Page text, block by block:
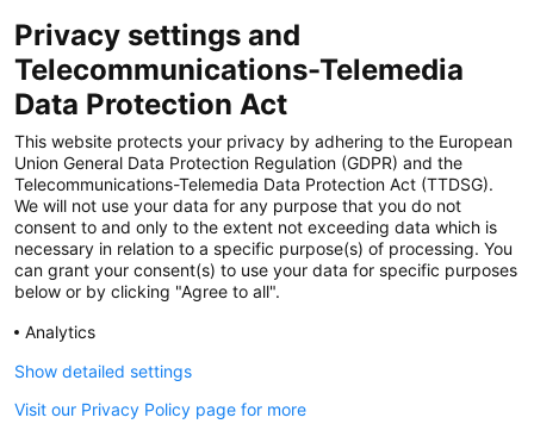
Zertifiziert für das Sicherheitsmanagem
entsystem unter TU4® durch TÜViT Essen
Zertifiziert für das QM-System nach DIN EN
ISO 9001: 2015, Reg.-Nr. 44 100 091350
durch TÜV NORD CERT
Zertifiziert für Sicherheits- und
Zertifiziert als qualifiziertes Unternehmen für
Privacy settings and
Telecommunications-Telemedia
Data Protection Act
This website protects your privacy by adhering to the European
Union General Data Protection Regulation (GDPR) and the
Telecommunications-Telemedia Data Protection Act (TTDSG).
We will not use your data for any purpose that you do not
consent to and only to the extent not exceeding data which is
necessary in relation to a specific purpose(s) of processing. You
can grant your consent(s) to use your data for specific purposes
below or by clicking "Agree to all".
Analytics
Show detailed settings
Visit our Privacy Policy page for more